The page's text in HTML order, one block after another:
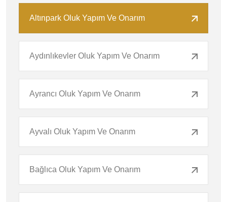
Altınpark Oluk Yapım Ve Onarım
Aydınlıkevler Oluk Yapım Ve Onarım
Ayrancı Oluk Yapım Ve Onarım
Ayvalı Oluk Yapım Ve Onarım
Bağlıca Oluk Yapım Ve Onarım